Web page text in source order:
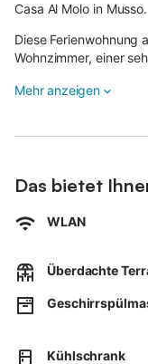
Casa Al Molo in Musso.
Diese Ferienwohnung
Wohnzimmer, einer
somit Platz für 2
mit Gartenmöbeln und
schönen Seeblick.
Entfernung zum
51m.
Entfernung zum
Entfernung zur
Entfernung zum
Entfernung zum
Mehr anzeigen
Das bietet
WLAN
Überdachte
Kühlschrank